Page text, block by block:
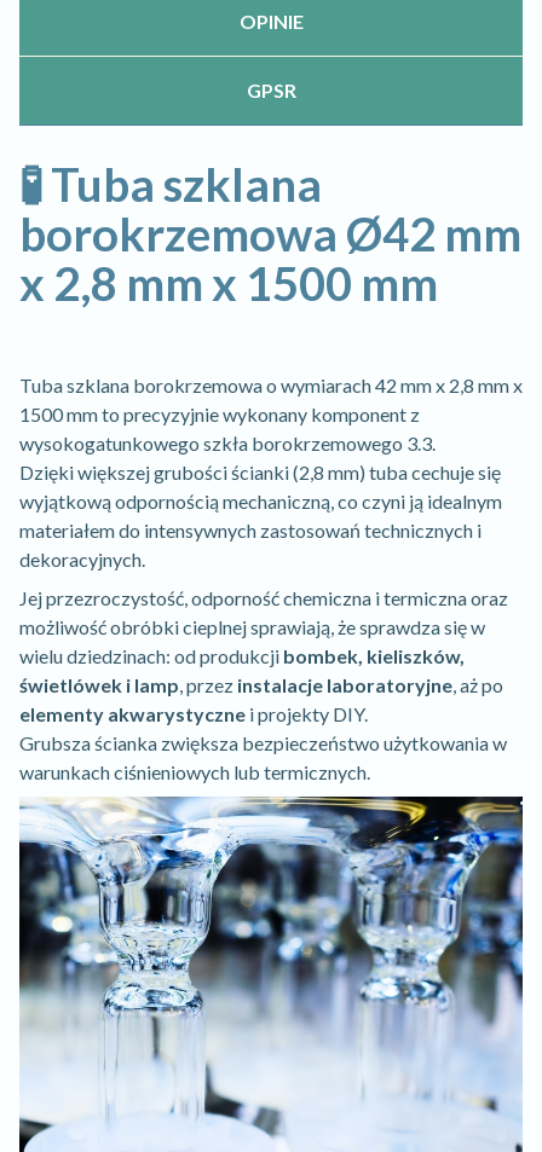
OPINIE
GPSR
🧪 Tuba szklana
borokrzemowa Ø42 mm
x 2,8 mm x 1500 mm
Tuba szklana borokrzemowa o wymiarach 42 mm x 2,8 mm x
1500 mm to precyzyjnie wykonany komponent z
wysokogatunkowego szkła borokrzemowego 3.3.
Dzięki większej grubości ścianki (2,8 mm) tuba cechuje się
wyjątkową odpornością mechaniczną, co czyni ją idealnym
materiałem do intensywnych zastosowań technicznych i
dekoracyjnych.
Jej przezroczystość, odporność chemiczna i termiczna oraz
możliwość obróbki cieplnej sprawiają, że sprawdza się w
wielu dziedzinach: od produkcji bombek, kieliszków,
świetlówek i lamp, przez instalacje laboratoryjne, aż po
elementy akwarystyczne i projekty DIY.
Grubsza ścianka zwiększa bezpieczeństwo użytkowania w
warunkach ciśnieniowych lub termicznych.